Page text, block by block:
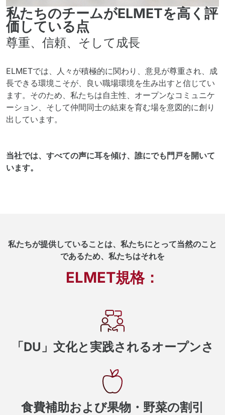
私たちのチームがELMETを高く評
価している点
尊重、信頼、そして成長
ELMETでは、人々が積極的に関わり、意見が尊重され、成
長できる環境こそが、良い職場環境を生み出すと信じてい
ます。そのため、私たちは自主性、オープンなコミュニケ
ーション、そして仲間同士の結束を育む場を意図的に創り
出しています。
当社では、すべての声に耳を傾け、誰にでも門戸を開いて
います。
私たちが提供していることは、私たちにとって当然のこと
であるため、私たちはそれを
ELMET規格：
「DU」文化と実践されるオープンさ
食費補助および果物・野菜の割引